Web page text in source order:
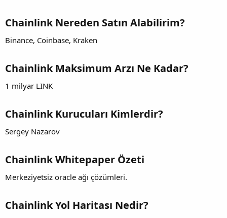
Chainlink Nereden Satın Alabilirim?
Binance, Coinbase, Kraken
Chainlink Maksimum Arzı Ne Kadar?
1 milyar LINK
Chainlink Kurucuları Kimlerdir?
Sergey Nazarov
Chainlink Whitepaper Özeti
Merkeziyetsiz oracle ağı çözümleri.
Chainlink Yol Haritası Nedir?